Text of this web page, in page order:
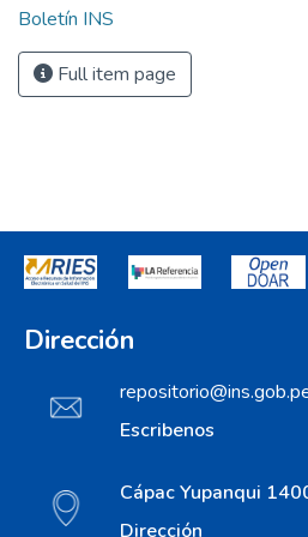
Boletín INS
Full item page
Dirección
Escribenos
Cápac Yupanqui
Dirección